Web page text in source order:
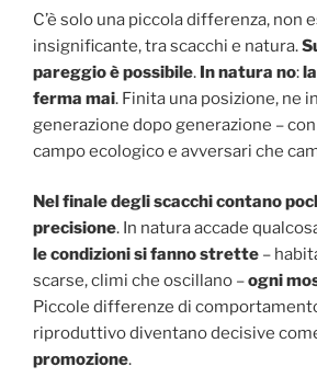
C’è solo una piccola differenza, non
insignificante, tra scacchi e natura.
pareggio è possibile. In natura no:
ferma mai. Finita una posizione, ne
generazione dopo generazione –
campo ecologico e avversari che
Nel finale degli scacchi contano
precisione. In natura accade
le condizioni si fanno strette –
scarse, climi che oscillano –ogni
Piccole differenze di
riproduttivo diventano decisive
promozione.